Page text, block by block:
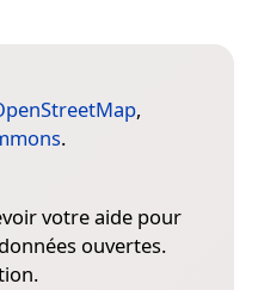
,
.
votre aide pour
ouvertes.